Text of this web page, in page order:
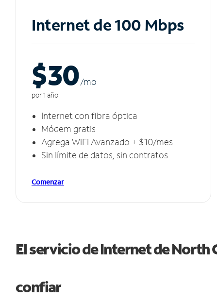
Internet de 100 Mbps
$30/mo
por 1 año
Internet con fibra óptica
Módem gratis
Agrega WiFi Avanzado + $10/mes
Sin límite de datos, sin contratos
Comenzar
El servicio de Internet de North
confiar